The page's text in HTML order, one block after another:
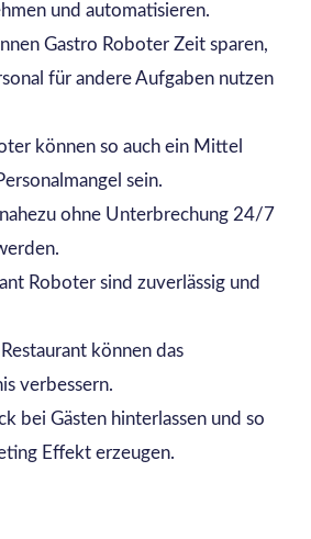
und automatisieren.
Gastro Roboter Zeit sparen,
für andere Aufgaben nutzen
können so auch ein Mittel
sein.
ohne Unterbrechung 24/7
Roboter sind zuverlässig und
können das
verbessern.
bei Gästen hinterlassen und so
Effekt erzeugen.